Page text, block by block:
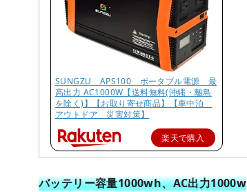
SUNGZU APS100 ポータブル電源 最
高出力 AC1000W【送料無料(沖縄・離島
を除く)】【お取り寄せ商品】【車中泊
アウトドア 災害対策】
楽天で購入
バッテリー容量1000wh、AC出力1000w